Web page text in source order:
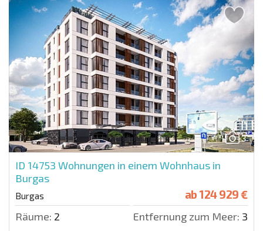
3
ID 14753 Wohnungen in einem Wohnhaus in
Burgas
Burgas ab124 929 €
Räume: 2 Entfernung zum Meer: